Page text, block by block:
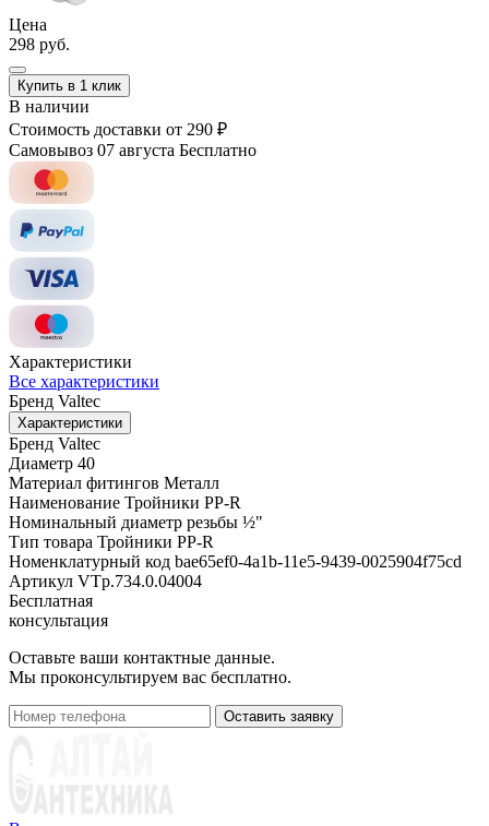
Цена
298 руб.
Купить в 1 клик
В наличии
Стоимость доставки от 290 ₽
Самовывоз 07 августа Бесплатно
Характеристики
Все характеристики
Бренд Valtec
Характеристики
Бренд Valtec
Диаметр 40
Материал фитингов Металл
Наименование Тройники PP-R
Номинальный диаметр резьбы ½"
Тип товара Тройники PP-R
Номенклатурный код bae65ef0-4a1b-11e5-9439-0025904f75cd
Артикул VTp.734.0.04004
Бесплатная
консультация
Оставьте ваши контактные данные.
Мы проконсультируем вас бесплатно.
Оставить заявку